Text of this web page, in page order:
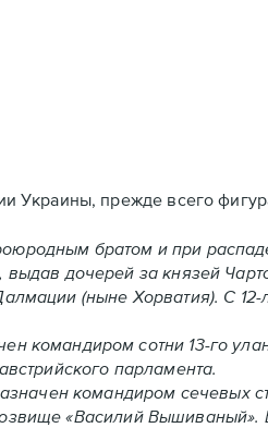
Украины, прежде всего
братом и при
дочерей за князей
(ныне Хорватия). С
командиром сотни 13-го
парламента.
командиром сечевых
«Василий Вышиваный».